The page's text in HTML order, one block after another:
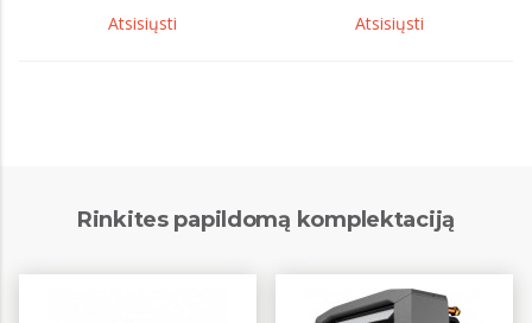
Atsisiųsti Atsisiųsti
Rinkites papildomą komplektaciją